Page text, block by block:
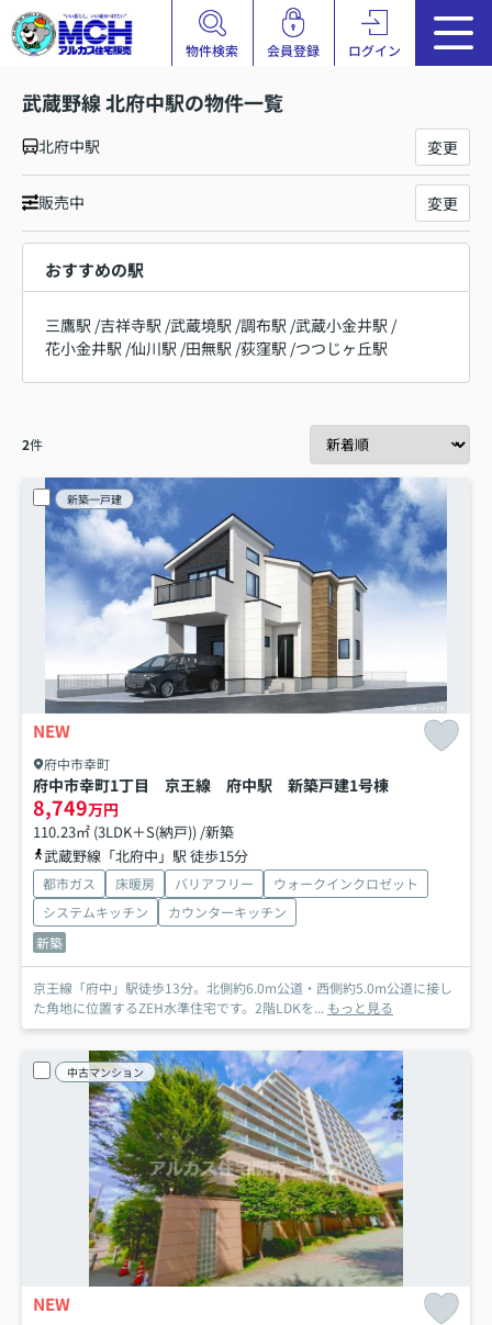
物件検索 会員登録 ログイン
武蔵野線 北府中駅の物件一覧
北府中駅 変更
販売中 変更
おすすめの駅
三鷹駅 /吉祥寺駅 /武蔵境駅 /調布駅 /武蔵小金井駅 /
花小金井駅 /仙川駅 /田無駅 /荻窪駅 /つつじヶ丘駅
2件
新築一戸建
NEW
府中市幸町
府中市幸町1丁目 京王線 府中駅 新築戸建1号棟
8,749万円
110.23㎡ (3LDK＋S(納戸)) /新築
武蔵野線「北府中」駅 徒歩15分
都市ガス 床暖房 バリアフリー
ウォークインクロゼット
システムキッチン
カウンターキッチン
新築
京王線「府中」駅徒歩13分。北側約6.0m公道・西側約5.0m公道に接し
た角地に位置するZEH水準住宅です。2階LDKを... もっと見る
中古マンション
NEW